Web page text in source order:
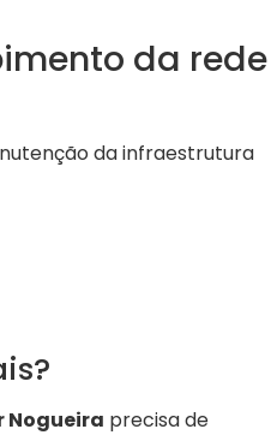
da rede
da infraestrutura
Nogueira precisa de